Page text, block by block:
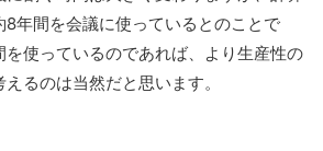
年間を会議に使っているとのことで
使っているのであれば、より生産性の
るのは当然だと思います。